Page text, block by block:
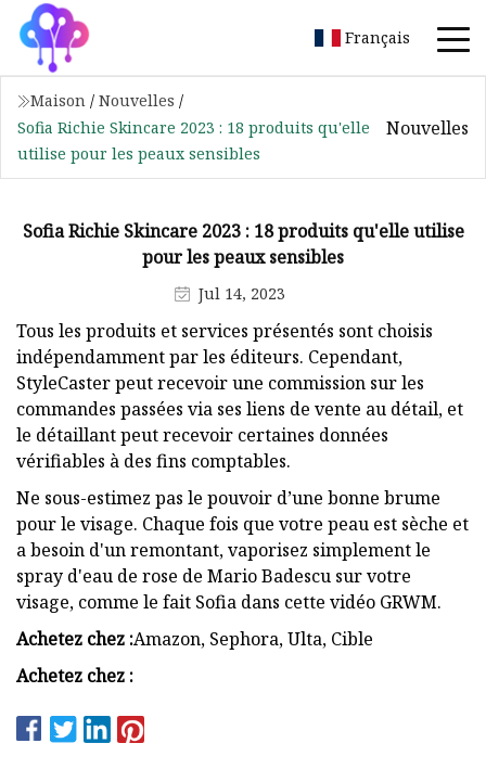
Français
Maison / Nouvelles /
Sofia Richie Skincare 2023 : 18 produits qu'elle
utilise pour les peaux sensibles
Nouvelles
Sofia Richie Skincare 2023 : 18 produits qu'elle utilise
pour les peaux sensibles
Jul 14, 2023
Tous les produits et services présentés sont choisis
indépendamment par les éditeurs. Cependant,
StyleCaster peut recevoir une commission sur les
commandes passées via ses liens de vente au détail, et
le détaillant peut recevoir certaines données
vérifiables à des fins comptables.
Ne sous-estimez pas le pouvoir d’une bonne brume
pour le visage. Chaque fois que votre peau est sèche et
a besoin d'un remontant, vaporisez simplement le
spray d'eau de rose de Mario Badescu sur votre
visage, comme le fait Sofia dans cette vidéo GRWM.
Achetez chez :Amazon, Sephora, Ulta, Cible
Achetez chez :